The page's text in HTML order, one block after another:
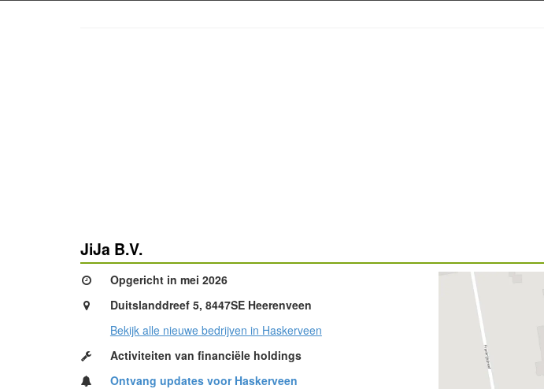
JiJa B.V.
Opgericht in mei 2026
Duitslanddreef 5, 8447SE Heerenveen
Bekijk alle nieuwe bedrijven in Haskerveen
Activiteiten van financiële holdings
Ontvang updates voor Haskerveen